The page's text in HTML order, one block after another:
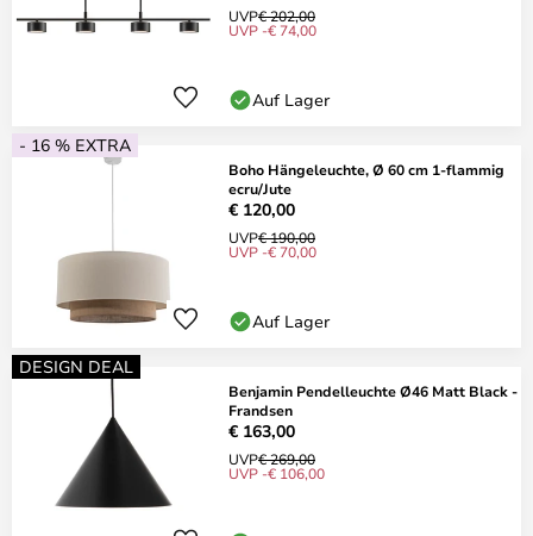
UVP€ 202,00
UVP -€ 74,00
Auf Lager
- 16 % EXTRA
Boho Hängeleuchte, Ø 60 cm 1-flammig
ecru/Jute
€ 120,00
UVP€ 190,00
UVP -€ 70,00
Auf Lager
DESIGN DEAL
Benjamin Pendelleuchte Ø46 Matt Black -
Frandsen
€ 163,00
UVP€ 269,00
UVP -€ 106,00